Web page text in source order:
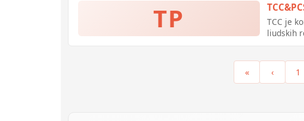
TP
TCC je
ljudskih
« ‹ 1